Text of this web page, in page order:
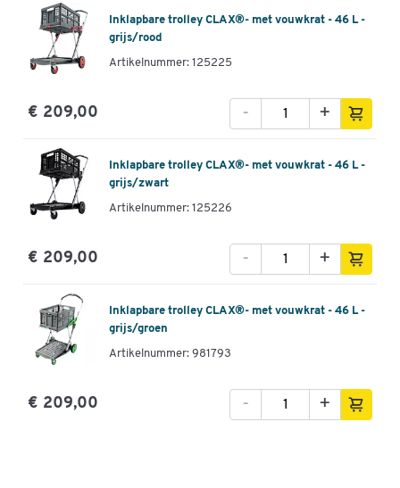
Inklapbare trolley CLAX®- met vouwkrat - 46 L -
grijs/rood
Artikelnummer: 125225
€ 209,00 +
-
Inklapbare trolley CLAX®- met vouwkrat - 46 L -
grijs/zwart
Artikelnummer: 125226
€ 209,00 +
-
Inklapbare trolley CLAX®- met vouwkrat - 46 L -
grijs/groen
Artikelnummer: 981793
€ 209,00 +
-